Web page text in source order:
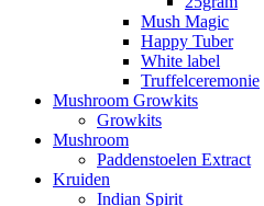
Mush Magic
Happy Tuber
White label
Truffelceremonie
Mushroom Growkits
Growkits
Mushroom
Paddenstoelen Extract
Kruiden
Indian Spirit